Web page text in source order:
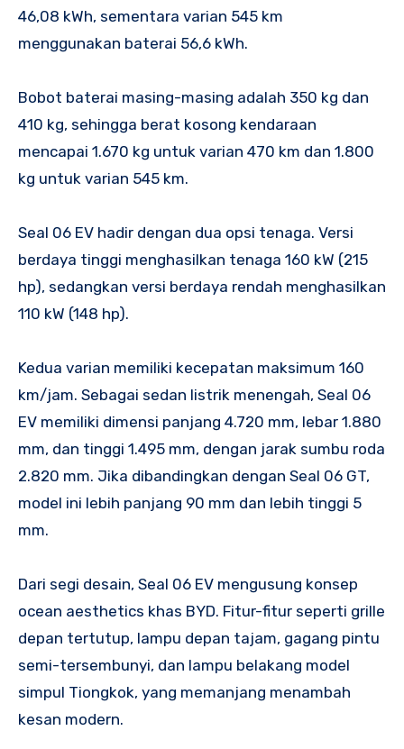
46,08 kWh, sementara varian 545 km
menggunakan baterai 56,6 kWh.
Bobot baterai masing-masing adalah 350 kg dan
410 kg, sehingga berat kosong kendaraan
mencapai 1.670 kg untuk varian 470 km dan 1.800
kg untuk varian 545 km.
Seal 06 EV hadir dengan dua opsi tenaga. Versi
berdaya tinggi menghasilkan tenaga 160 kW (215
hp), sedangkan versi berdaya rendah menghasilkan
110 kW (148 hp).
Kedua varian memiliki kecepatan maksimum 160
km/jam. Sebagai sedan listrik menengah, Seal 06
EV memiliki dimensi panjang 4.720 mm, lebar 1.880
mm, dan tinggi 1.495 mm, dengan jarak sumbu roda
2.820 mm. Jika dibandingkan dengan Seal 06 GT,
model ini lebih panjang 90 mm dan lebih tinggi 5
mm.
Dari segi desain, Seal 06 EV mengusung konsep
ocean aesthetics khas BYD. Fitur-fitur seperti grille
depan tertutup, lampu depan tajam, gagang pintu
semi-tersembunyi, dan lampu belakang model
simpul Tiongkok, yang memanjang menambah
kesan modern.